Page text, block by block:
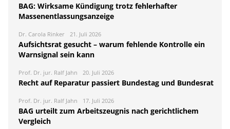
BAG: Wirksame Kündigung trotz fehlerhafter
Massenentlassungsanzeige
Dr. Carola Rinker 21. Juli 2026
Aufsichtsrat gesucht – warum fehlende Kontrolle ein
Warnsignal sein kann
Prof. Dr. jur. Ralf Jahn 20. Juli 2026
Recht auf Reparatur passiert Bundestag und Bundesrat
Prof. Dr. jur. Ralf Jahn 17. Juli 2026
BAG urteilt zum Arbeitszeugnis nach gerichtlichem
Vergleich